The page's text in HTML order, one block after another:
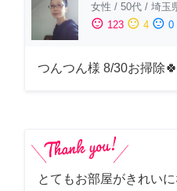
女性 / 50代 / 埼玉
sentiment_satisfied 123 sentiment_neutral 4 sentiment_dissatisfied 0
つんつん様 8/30お掃除🍀
とてもお部屋がきれい